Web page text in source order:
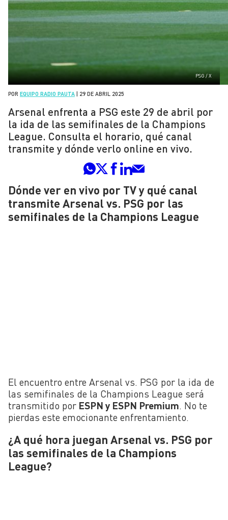
PSG / X
POR EQUIPO RADIO PAUTA 29 DE ABRIL 2025
Arsenal enfrenta a PSG este 29 de abril por
la ida de las semifinales de la Champions
League. Consulta el horario, qué canal
transmite y dónde verlo online en vivo.
Dónde ver en vivo por TV y qué canal
transmite Arsenal vs. PSG por las
semifinales de la Champions League
El encuentro entre Arsenal vs. PSG por la ida de
las semifinales de la Champions League será
transmitido por ESPN y ESPN Premium . No te
pierdas este emocionante enfrentamiento.
¿A qué hora juegan Arsenal vs. PSG por
las semifinales de la Champions
League?